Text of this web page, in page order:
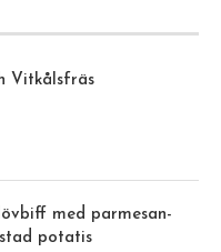
Vitkålsfräs
med parmesan-
potatis